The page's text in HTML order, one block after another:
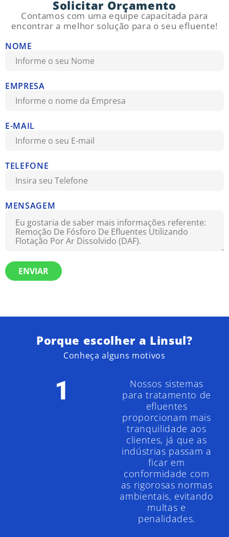
Solicitar Orçamento
Contamos com uma equipe capacitada para
encontrar a melhor solução para o seu efluente!
NOME
EMPRESA
E-MAIL
TELEFONE
MENSAGEM
ENVIAR
Porque escolher a Linsul?
Conheça alguns motivos
1
Nossos sistemas
para tratamento de
efluentes
proporcionam mais
tranquilidade aos
clientes, já que as
indústrias passam a
ficar em
conformidade com
as rigorosas normas
ambientais, evitando
multas e
penalidades.